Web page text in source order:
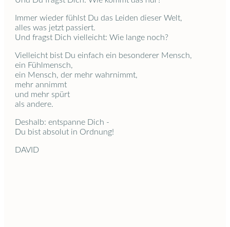
Immer wieder fühlst Du das Leiden dieser Welt,
alles was jetzt passiert.
Und fragst Dich vielleicht: Wie lange noch?
Vielleicht bist Du einfach ein besonderer Mensch,
ein Fühlmensch,
ein Mensch, der mehr wahrnimmt,
mehr annimmt
und mehr spürt
als andere.
Deshalb: entspanne Dich -
Du bist absolut in Ordnung!
DAVID